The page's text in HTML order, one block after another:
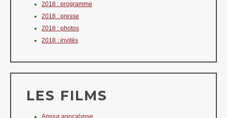
2018 : programme
2018 : presse
2018 : photos
2018 : invités
LES FILMS
Amour apocalypse